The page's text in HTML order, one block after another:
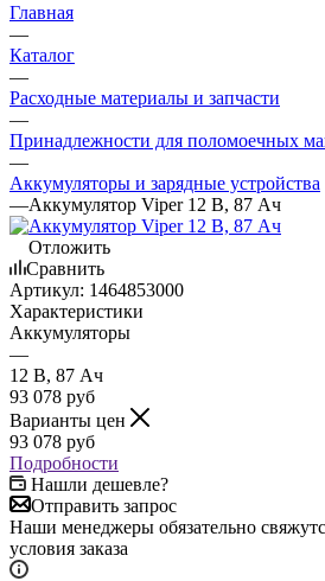
Главная
—
Каталог
—
Расходные материалы и запчасти
—
Принадлежности для поломоечных
—
Аккумуляторы и зарядные устройства
—Аккумулятор Viper 12 В, 87 Ач
Отложить
Сравнить
Артикул: 1464853000
Характеристики
Аккумуляторы
—
12 В, 87 Ач
93 078 руб
Варианты цен
93 078 руб
Подробности
Нашли дешевле?
Отправить запрос
Наши менеджеры обязательно
условия заказа